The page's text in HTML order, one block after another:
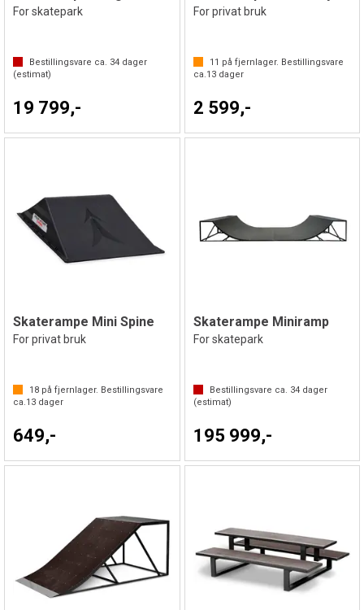
For skatepark
Bestillingsvare ca. 34 dager
(estimat)
19 799,-
For privat bruk
11 på fjernlager. Bestillingsvare
ca.13dager
2 599,-
Skaterampe Mini Spine
For privat bruk
18 på fjernlager. Bestillingsvare
ca.13 dager
649,-
Skaterampe Miniramp
For skatepark
Bestillingsvare ca. 34dager
(estimat)
195 999,-